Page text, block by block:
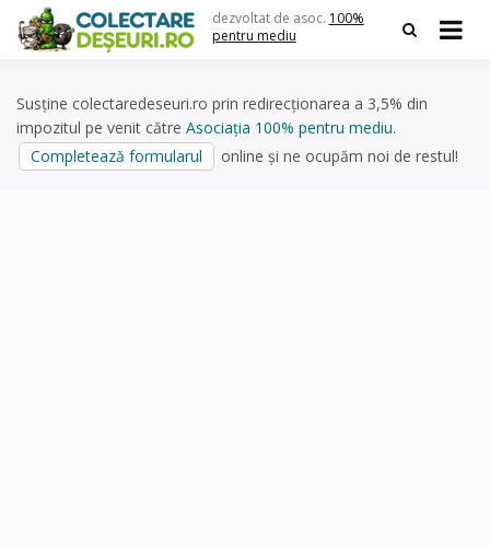
content
dezvoltat de asoc. 100%
pentru mediu
Susține colectaredeseuri.ro prin redirecționarea a 3,5% din
impozitul pe venit către Asociația 100% pentru mediu.
Completează formularul
online și ne ocupăm noi de restul!